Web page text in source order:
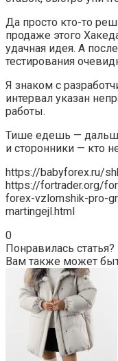
Да просто кто-то
продаже этого
удачная идея. А
тестирования
Я знаком с
интервал указан
работы.
Тише едешь —
и сторонники — кто
https://babyforex.ru/
https://fortrader.org/
forex-vzlomshik-pro-
martingejl.html
0
Понравилась
Вам также может